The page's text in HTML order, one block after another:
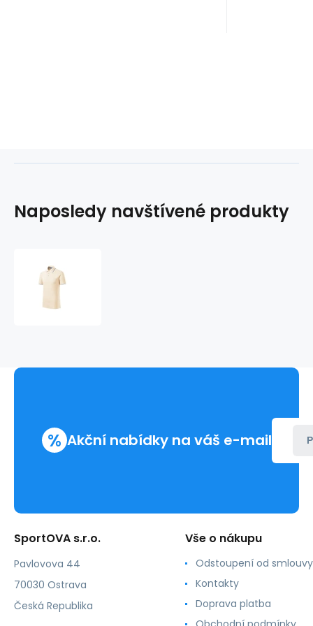
Naposledy navštívené produkty
-
% Akční nabídky na váš e-mail
SportOVA s.r.o.
Pavlovova 44
70030 Ostrava
Česká Republika
Vše o nákupu
Odstoupení od smlouvy
Kontakty
Doprava platba